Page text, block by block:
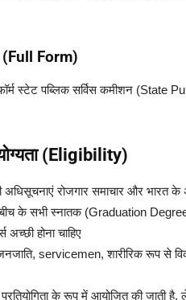
(Full Form)
स्टेट पब्लिक सर्विस कमीशन (State
योग्यता (Eligibility)
रोजगार समाचार और भारत के
के सभी स्नातक (Graduation Degree)
होना चाहिए
servicemen, शारीरिक रूप से
प्रतियोगिता के रूप में आयोजित की जाती